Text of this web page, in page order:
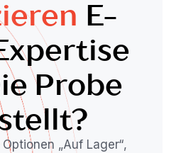
E-
Probe
„Auf Lager“,